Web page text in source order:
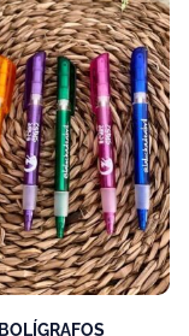
BOLÍGRAFOS